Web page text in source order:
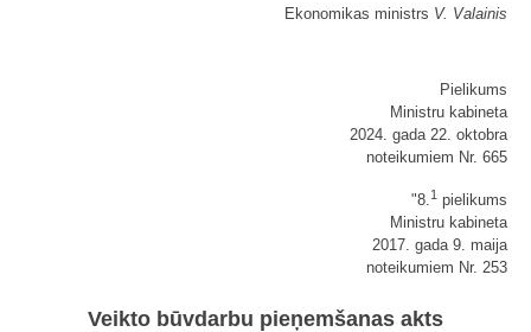
Ekonomikas ministrs V. Valainis
Pielikums
Ministru kabineta
2024. gada 22. oktobra
noteikumiem Nr. 665
"8. 1 pielikums
Ministru kabineta
2017. gada 9. maija
noteikumiem Nr. 253
Veikto būvdarbu pieņemšanas akts